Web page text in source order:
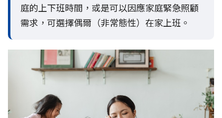
庭的上下班時間，或是可以因應家庭緊急照顧
需求，可選擇偶爾（非常態性）在家上班。